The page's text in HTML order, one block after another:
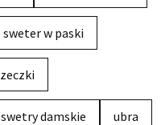
sweter w paski
damskie ubra